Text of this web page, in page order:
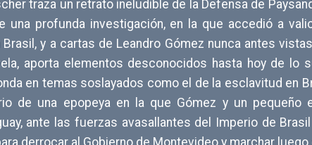
traza un retrato ineludible de la Defensa de
una profunda investigación, en la que accedió a
y a cartas de Leandro Gómez nunca antes
aporta elementos desconocidos hasta hoy de lo
en temas soslayados como el de la esclavitud en
de una epopeya en la que Gómez y un pequeño
ante las fuerzas avasallantes del Imperio de
derrocar al Gobierno de Montevideo y marchar luego